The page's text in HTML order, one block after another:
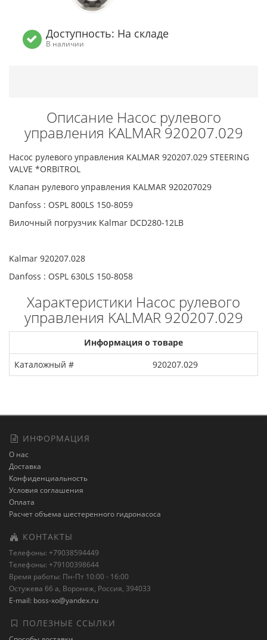
Доступность: На складе
В наличии
Описание Насос рулевого
управления KALMAR 920207.029
Насос рулевого управления KALMAR 920207.029 STEERING
VALVE *ORBITROL
Клапан рулевого управления KALMAR 920207029
Danfoss : OSPL 800LS 150-8059
Вилочный погрузчик Kalmar DCD280-12LB
Kalmar 920207.028
Danfoss : OSPL 630LS 150-8058
Характеристики Насос рулевого
управления KALMAR 920207.029
Информация о товаре
Каталожный #
920207.029
ИНФОРМАЦИЯ
О нас
Доставка
Конфиденциальность
Условия соглашения
Оплата
Расчет объема шестеренного гидронасоса
КОНТАКТЫ
Телефоны: +79038594449
Телефоны: +79100398644
Время работы: Пн-Пт 10:00 - 16:00
Остужева 66 а, Воронеж, Россия, 394033
E-mail: boss-xo@yandex.ru
ПОЛЕЗНЫЕ ССЫЛКИ